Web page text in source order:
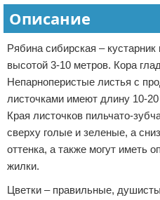
Описание
Рябина сибирская –
высотой 3-10 метров. Кора
Непарноперистые листья с
листочками имеют длину 10-
Края листочков пильчато-
сверху голые и зеленые, а
оттенка, а также могут иметь
жилки.
Цветки – правильные,